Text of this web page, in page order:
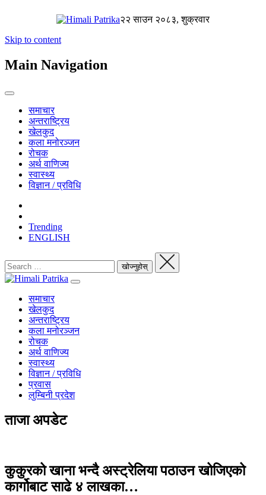
२२ साउन २०८३, शुक्रवार
Skip to content
Main Navigation
समाचार
अन्तराष्ट्रिय
खेलकुद
कला मनोरञ्जन
रोचक
अर्थ वाणिज्य
स्वास्थ्य
विज्ञान / प्रविधि
Trending
ENGLISH
समाचार
खेलकुद
अन्तराष्ट्रिय
कला मनोरञ्जन
रोचक
अर्थ वाणिज्य
स्वास्थ्य
विज्ञान / प्रविधि
प्रवास
लुम्बिनी प्रदेश
ताजा अपडेट
कुकुरको खाना भन्दै अस्ट्रेलिया पठाउन खोजिएको
कार्गोबाट साढे ४ लाखका…